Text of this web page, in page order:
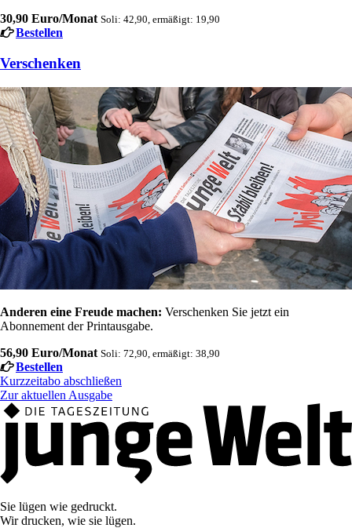
30,90 Euro/Monat Soli: 42,90, ermäßigt: 19,90
Bestellen
Verschenken
Anderen eine Freude machen: Verschenken Sie jetzt ein
Abonnement der Printausgabe.
56,90 Euro/Monat Soli: 72,90, ermäßigt: 38,90
Bestellen
Kurzzeitabo abschließen
Zur aktuellen Ausgabe
Sie lügen wie gedruckt.
Wir drucken, wie sie lügen.